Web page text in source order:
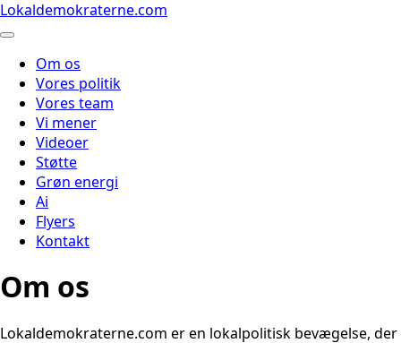
Lokaldemokraterne.com
Om os
Vores politik
Vores team
Vi mener
Videoer
Støtte
Grøn energi
Ai
Flyers
Kontakt
Om os
Lokaldemokraterne.com er en lokalpolitisk bevægelse, der